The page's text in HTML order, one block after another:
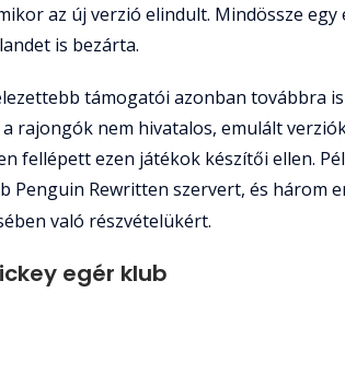
az új verzió elindult. Mindössze egy
is bezárta.
támogatói azonban továbbra
rajongók nem hivatalos, emulált
fellépett ezen játékok készítői ellen.
Penguin Rewritten szervert, és három
való részvételükért.
egér klub